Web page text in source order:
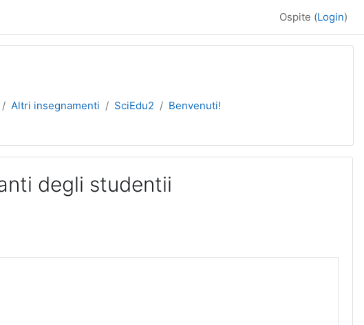
Ospite (Login)
Altri insegnamenti SciEdu2
Benvenuti!
degli studentii